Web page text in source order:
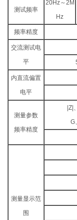
测试频率
20Hz～2M
Hz
频率精度
交流测试电
平
内直流偏置
电平
测量参数
频率精度
|Z|
G
测量显示范
围